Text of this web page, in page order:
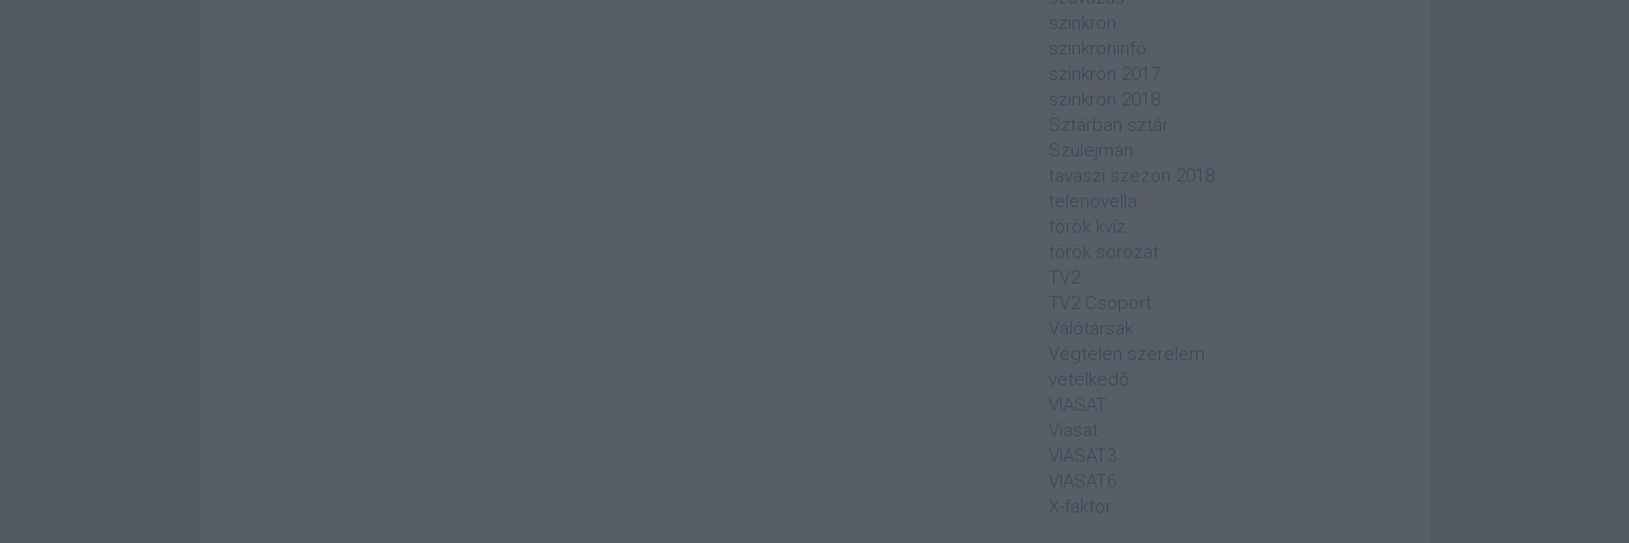
szinkron
szinkroninfó
szinkron 2017
szinkron 2018
Sztárban sztár
Szulejmán
tavaszi szezon 2018
telenovella
török kvíz
török sorozat
TV2
TV2 Csoport
Válótársak
Végtelen szerelem
vetélkedő
VIASAT
Viasat
VIASAT3
VIASAT6
X-faktor